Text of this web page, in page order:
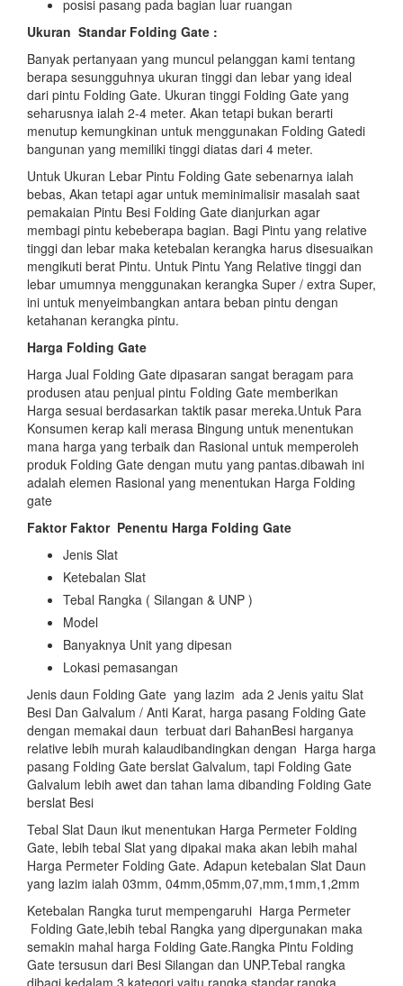
posisi pasang pada bagian luar ruangan
Ukuran Standar Folding Gate :
Banyak pertanyaan yang muncul pelanggan kami tentang
berapa sesungguhnya ukuran tinggi dan lebar yang ideal
dari pintu Folding Gate. Ukuran tinggi Folding Gate yang
seharusnya ialah 2-4 meter. Akan tetapi bukan berarti
menutup kemungkinan untuk menggunakan Folding Gatedi
bangunan yang memiliki tinggi diatas dari 4 meter.
Untuk Ukuran Lebar Pintu Folding Gate sebenarnya ialah
bebas, Akan tetapi agar untuk meminimalisir masalah saat
pemakaian Pintu Besi Folding Gate dianjurkan agar
membagi pintu kebeberapa bagian. Bagi Pintu yang relative
tinggi dan lebar maka ketebalan kerangka harus disesuaikan
mengikuti berat Pintu. Untuk Pintu Yang Relative tinggi dan
lebar umumnya menggunakan kerangka Super / extra Super,
ini untuk menyeimbangkan antara beban pintu dengan
ketahanan kerangka pintu.
Harga Folding Gate
Harga Jual Folding Gate dipasaran sangat beragam para
produsen atau penjual pintu Folding Gate memberikan
Harga sesuai berdasarkan taktik pasar mereka.Untuk Para
Konsumen kerap kali merasa Bingung untuk menentukan
mana harga yang terbaik dan Rasional untuk memperoleh
produk Folding Gate dengan mutu yang pantas.dibawah ini
adalah elemen Rasional yang menentukan Harga Folding
gate
Faktor Faktor Penentu Harga Folding Gate
Jenis Slat
Ketebalan Slat
Tebal Rangka ( Silangan & UNP )
Model
Banyaknya Unit yang dipesan
Lokasi pemasangan
Jenis daun Folding Gate yang lazim ada 2 Jenis yaitu Slat
Besi Dan Galvalum / Anti Karat, harga pasang Folding Gate
dengan memakai daun terbuat dari BahanBesi harganya
relative lebih murah kalaudibandingkan dengan Harga harga
pasang Folding Gate berslat Galvalum, tapi Folding Gate
Galvalum lebih awet dan tahan lama dibanding Folding Gate
berslat Besi
Tebal Slat Daun ikut menentukan Harga Permeter Folding
Gate, lebih tebal Slat yang dipakai maka akan lebih mahal
Harga Permeter Folding Gate. Adapun ketebalan Slat Daun
yang lazim ialah 03mm, 04mm,05mm,07,mm,1mm,1,2mm
Ketebalan Rangka turut mempengaruhi Harga Permeter
Folding Gate,lebih tebal Rangka yang dipergunakan maka
semakin mahal harga Folding Gate.Rangka Pintu Folding
Gate tersusun dari Besi Silangan dan UNP.Tebal rangka